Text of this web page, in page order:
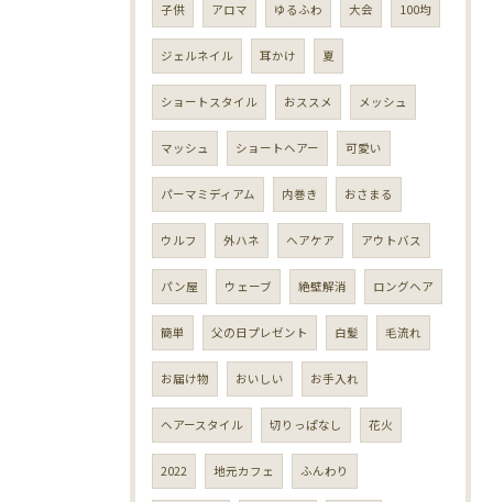
子供 アロマ ゆるふわ 大会 100均
ジェルネイル 耳かけ 夏
ショートスタイル おススメ メッシュ
マッシュ ショートヘアー 可愛い
パーマミディアム 内巻き おさまる
ウルフ 外ハネ ヘアケア アウトバス
パン屋 ウェーブ 絶壁解消 ロングヘア
簡単 父の日プレゼント 白髪 毛流れ
お届け物 おいしい お手入れ
ヘアースタイル 切りっぱなし 花火
2022 地元カフェ ふんわり